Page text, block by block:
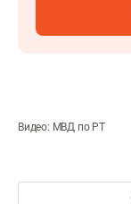
Видео: МВД по РТ